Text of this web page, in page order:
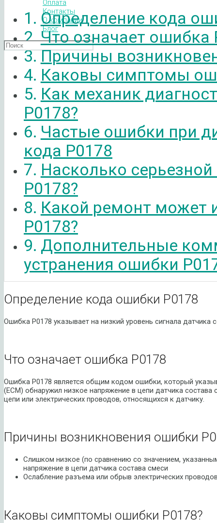
Оплата
Контакты
О компании
Блог
Определение кода
Что означает ошибка
Причины
Каковы симптомы
Как механик
P0178?
Частые ошибки при
кода P0178
Насколько
P0178?
Какой ремонт может
P0178?
Дополнительные
устранения ошибки
Определение кода ошибки P0178
Ошибка P0178 указывает на низкий уровень сигнала датчика
Что означает ошибка P0178
Ошибка P0178 является общим кодом ошибки, который
(ECM) обнаружил низкое напряжение в цепи датчика
цепи или электрических проводов, относящихся к датчику.
Причины возникновения ошибки
Слишком низкое (по сравнению со значением,
напряжение в цепи датчика состава смеси
Ослабление разъема или обрыв электрических
Каковы симптомы ошибки P0178?